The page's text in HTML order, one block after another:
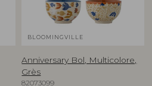
BLOOMINGVILLE
Anniversary Bol, Multicolore,
Grès
82073099